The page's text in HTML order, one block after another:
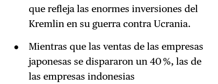
que refleja las enormes inversiones del
Kremlin en su guerra contra Ucrania.
Mientras que las ventas de las empresas
japonesas se dispararon un 40 %, las de
las empresas indonesias